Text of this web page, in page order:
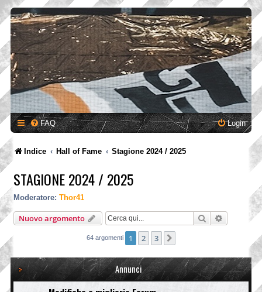
FAQ Login
Indice Hall of Fame Stagione 2024 / 2025
STAGIONE 2024 / 2025
Moderatore: Thor41
Nuovo argomento Cerca Ricerca
64 argomenti 1 2 3
Annunci